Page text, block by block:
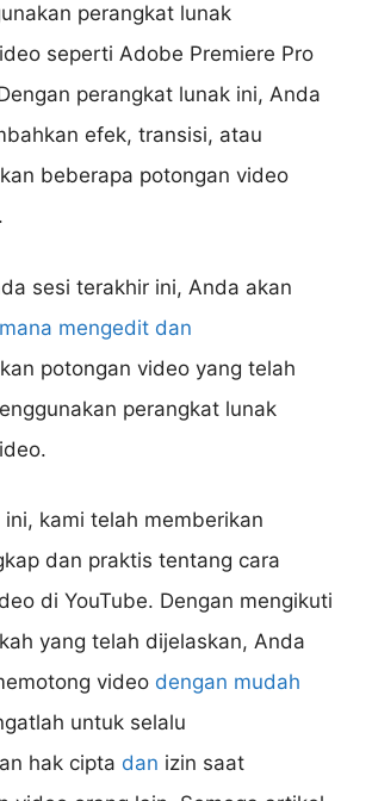
perangkat lunak
seperti Adobe Premiere Pro
perangkat lunak ini, Anda
efek, transisi, atau
beberapa potongan video
sesi terakhir ini, Anda akan
mengedit dan
potongan video yang telah
perangkat lunak
kami telah memberikan
dan praktis tentang cara
di YouTube. Dengan mengikuti
yang telah dijelaskan, Anda
video dengan mudah
untuk selalu
hak cipta dan izin saat